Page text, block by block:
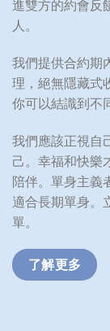
進雙方的約會反
人。
我們提供合約期
理，絕無隱藏式
你可以結識到不
我們應該正視自
己。幸福和快樂
陪伴。單身主義
適合長期單身。
單。
了解更多